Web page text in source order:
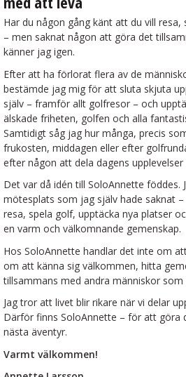
Har du någon gång känt att du vill
– men saknat någon att göra det
känner jag igen.
Efter att ha förlorat flera av de
bestämde jag mig för att sluta skjuta
själv – framför allt golfresor – och
älskade friheten, golfen och alla
Samtidigt såg jag hur många, precis
frukosten, middagen eller efter
efter någon att dela dagens upplevelser
Det var då idén till SoloAnnette föddes.
mötesplats som jag själv hade saknat
resa, spela golf, upptäcka nya platser
en varm och välkomnande gemenskap.
Hos SoloAnnette handlar det inte om
om att känna sig välkommen, hitta
tillsammans med andra människor
Jag tror att livet blir rikare när vi delar
Därför finns SoloAnnette – för att göra
nästa äventyr.
Varmt välkommen!